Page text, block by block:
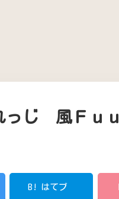
っじ 風Ｆｕｕ
B! はてブ